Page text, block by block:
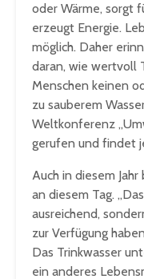
oder Wärme, sorgt
erzeugt Energie.
möglich. Daher
daran, wie wertvoll
Menschen keinen
zu sauberem
Weltkonferenz
gerufen und findet
Auch in diesem
an diesem Tag.
ausreichend,
zur Verfügung
Das Trinkwasser
ein anderes